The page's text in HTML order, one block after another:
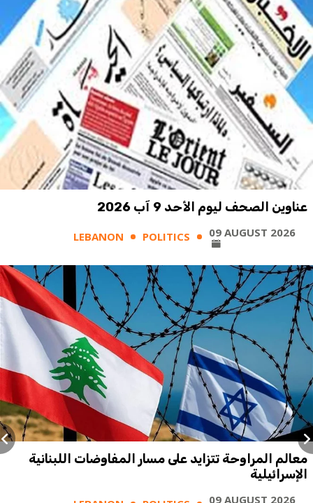
عناوين الصحف ليوم الأحد 9 آب 2026
LEBANON POLITICS 09 AUGUST 2026
معالم المراوحة تتزايد على مسار المفاوضات اللبنانية
الإسرائيلية
09 AUGUST 2026